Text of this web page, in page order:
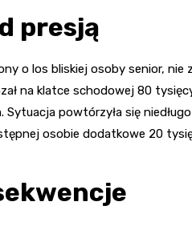
presją
o los bliskiej osoby senior,
na klatce schodowej 80
Sytuacja powtórzyła się
osobie dodatkowe 20